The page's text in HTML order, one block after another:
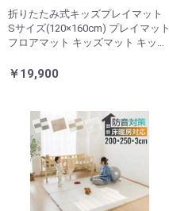
折りたたみ式キッズプレイマット
Sサイズ(120×160cm) プレイマット
フロアマット キッズマット キッズ
炎 シームレス 防水 CARAZ カラズ
￥19,900